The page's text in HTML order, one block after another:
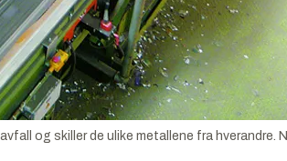
og skiller de ulike metallene fra hverandre.